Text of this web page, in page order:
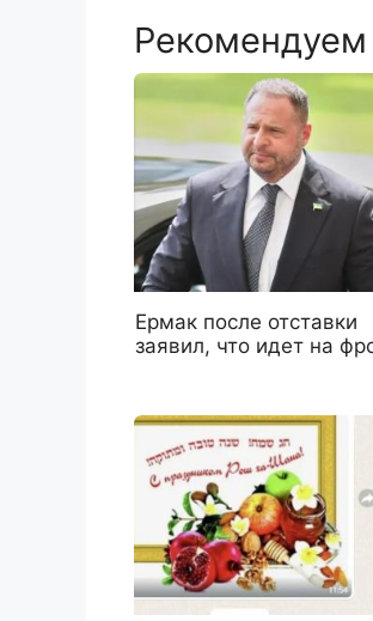
Рекомендуем
Ермак после отставки
заявил, что идет на